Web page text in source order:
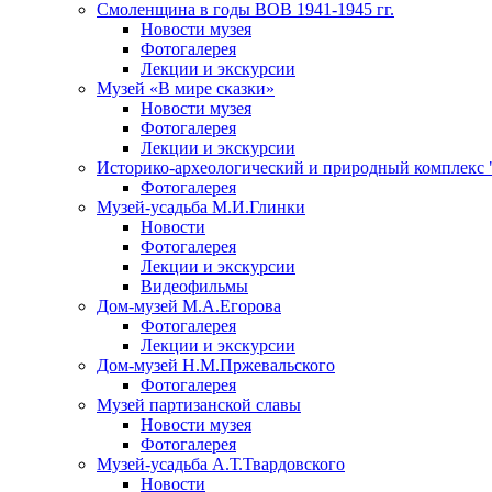
Смоленщина в годы ВОВ 1941-1945 гг.
Новости музея
Фотогалерея
Лекции и экскурсии
Музей «В мире сказки»
Новости музея
Фотогалерея
Лекции и экскурсии
Историко-археологический и природный комплекс
Фотогалерея
Музей-усадьба М.И.Глинки
Новости
Фотогалерея
Лекции и экскурсии
Видеофильмы
Дом-музей М.А.Егорова
Фотогалерея
Лекции и экскурсии
Дом-музей Н.М.Пржевальского
Фотогалерея
Музей партизанской славы
Новости музея
Фотогалерея
Музей-усадьба А.Т.Твардовского
Новости